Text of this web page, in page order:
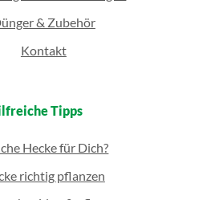
& Zubehör
Kontakt
Tipps
Hecke für Dich?
richtig pflanzen